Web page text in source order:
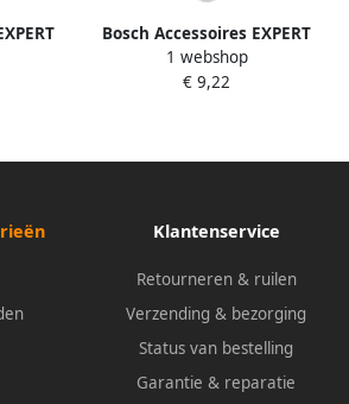
as
Bosch Accessoires EXPERT
Sheet Metal-gatzaag met as
| 20 x 40 mm 2608594511
1 webshop
€ 9,22
Klantenservice
Retourneren & ruilen
Verzending & bezorging
Status van bestelling
Garantie & reparatie